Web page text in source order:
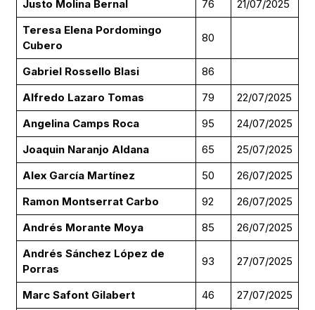
Justo Molina Bernal
76
21/07/2025
Teresa Elena Pordomingo
Cubero
80
Gabriel Rossello Blasi
86
Alfredo Lazaro Tomas
79
22/07/2025
Angelina Camps Roca
95
24/07/2025
Joaquin Naranjo Aldana
65
25/07/2025
Alex García Martínez
50
26/07/2025
Ramon Montserrat Carbo
92
26/07/2025
Andrés Morante Moya
85
26/07/2025
Andrés Sánchez López de
Porras
93 27/07/2025
Marc Safont Gilabert 46
27/07/2025